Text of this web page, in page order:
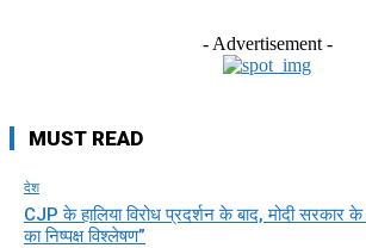
- Advertisement -
MUST READ
देश
CJP के हालिया विरोध प्रदर्शन के बाद, मोदी सरकार
का निष्पक्ष विश्लेषण”